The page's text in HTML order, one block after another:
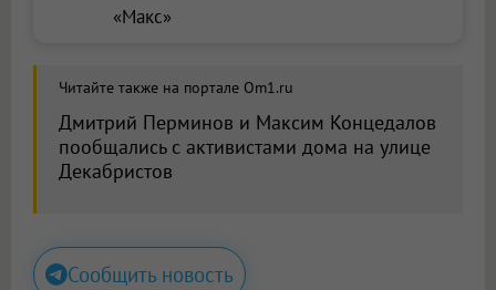
«Макс»
Читайте также на портале Om1.ru
Дмитрий Перминов и Максим Концедалов
пообщались с активистами дома на улице
Декабристов
Сообщить новость